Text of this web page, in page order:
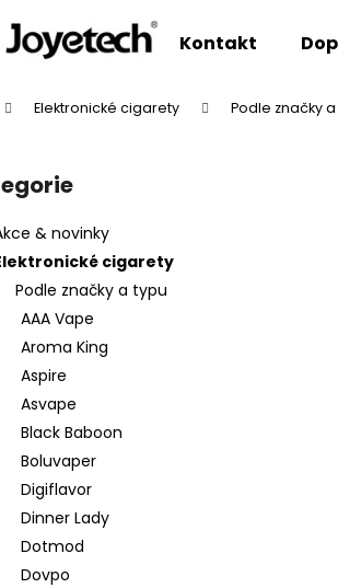
Kontakt
Elektronické cigarety Podle značky
& novinky
cigarety
Podle značky a typu
AAA Vape
Aroma King
Aspire
Asvape
Black Baboon
Boluvaper
Digiflavor
Dinner Lady
Dotmod
Dovpo
BF SS316 ATOMIZER 0,6OHM